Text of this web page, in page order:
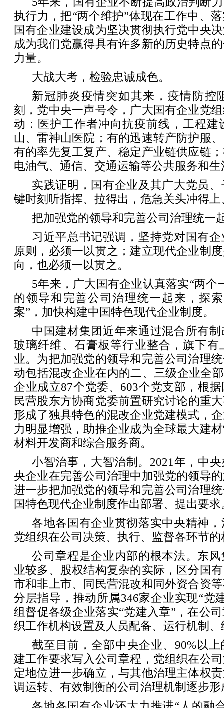
执行力，把“两个维护”体现在工作中、
国有企业建设成为坚决贯彻执行党中央
成为我们党赢得具有许多新的历史特点
力量。
大战大考，检验忠诚成色。
新冠肺炎疫情突如其来，疫情防控
刻，党中央一声号令，广大国有企业党
动：医护工作者冲向抗疫前线，工程建
山、雷神山医院；有的迅速转产防护服
有的率先复工复产、稳定产业链供应链
电油气、通信、交通运输等公共服务和
实践证明，国有企业及其广大党员
键时刻听指挥、拉得出，危急关头冲得
把加强党的领导和完善公司治理统一
习近平总书记强调，坚持党对国有
原则，必须一以贯之；建立现代企业制
向，也必须一以贯之。
5年来，广大国有企业认真落实“两个
的领导和完善公司治理统一起来，探
案”，加快构建中国特色现代企业制度。
中国建材集团近年来通过混合所有
玻璃纤维、石膏板等行业整合，旗下有
业。为把加强党的领导和完善公司治理
动包括混改企业在内的二、三级企业全
企业成立87个党委、603个党支部，根
民营股东方协商党委前置研究讨论的重
形成了独具特色的混改企业党建模式，
力明显增强，助推企业成为全球最大建
材料开发商和综合服务商。
小智治事，大智治制。2021年，中
央企业在完善公司治理中加强党的领导
进一步把加强党的领导和完善公司治理
国特色现代企业制度作出部署、提出要求
各地各国有企业贯彻落实中央精神
党组织在公司决策、执行、监督各环节
公司章程是企业内部的根本法。东
业较多、股权结构复杂的实际，区分国
市和非上市、同民营混改和同外资合资
分层指导，推动所属346家企业实现“党
组督促各级企业落实“党建入章”，在公
织工作机构设置及人员配备、运行机制
截至目前，全部中央企业、90%以
建工作要求写入公司章程，党组织在公
定地位进一步确立，与其他治理主体权
调运转、有效制衡的公司治理机制逐步形